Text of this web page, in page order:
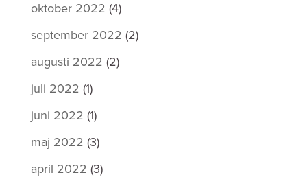
oktober 2022 (4)
september 2022 (2)
augusti 2022 (2)
juli 2022 (1)
juni 2022 (1)
maj 2022 (3)
april 2022 (3)